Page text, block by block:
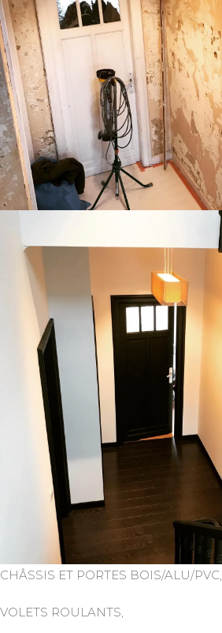
CHÂSSIS ET PORTES BOIS/ALU/PVC,
VOLETS ROULANTS,